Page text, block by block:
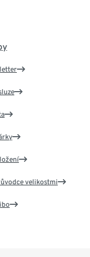
velikostmi